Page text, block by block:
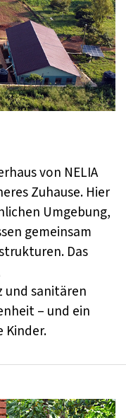
von NELIA
Zuhause. Hier
Umgebung,
gemeinsam
Das
und sanitären
– und ein
Kinder.